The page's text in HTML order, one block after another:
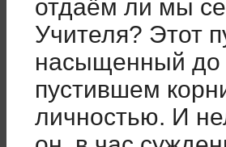
отдаём ли мы
Учителя? Этот
насыщенный до
пустившем
личностью. И